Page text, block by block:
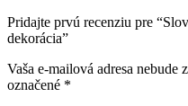
Pridajte prvú recenziu pre
dekorácia”
Vaša e-mailová adresa nebude
označené *